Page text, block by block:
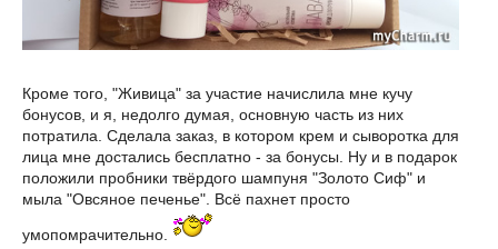
Кроме того, "Живица" за участие начислила мне кучу
бонусов, и я, недолго думая, основную часть из них
потратила. Сделала заказ, в котором крем и сыворотка для
лица мне достались бесплатно - за бонусы. Ну и в подарок
положили пробники твёрдого шампуня "Золото Сиф" и
мыла "Овсяное печенье". Всё пахнет просто
умопомрачительно.